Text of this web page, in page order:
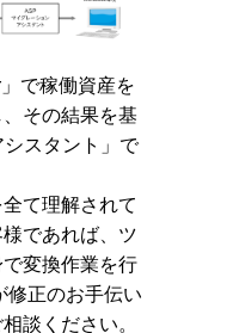
で稼働資産を
その結果を基
スタント」で
て理解されて
であれば、ツ
変換作業を行
修正のお手伝い
談ください。